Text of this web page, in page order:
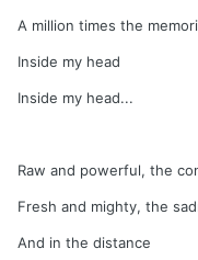
A million times the
Inside my head
Inside my head...
Raw and powerful, the
Fresh and mighty, the
And in the distance